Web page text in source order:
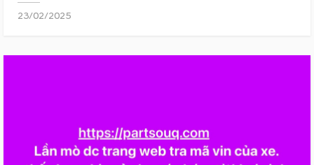
23/02/2025